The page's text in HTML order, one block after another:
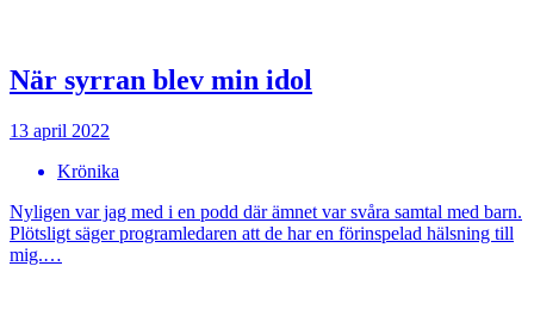
När syrran blev min idol
13 april 2022
Krönika
Nyligen var jag med i en podd där ämnet var svåra samtal med barn.
Plötsligt säger programledaren att de har en förinspelad hälsning till
mig.…